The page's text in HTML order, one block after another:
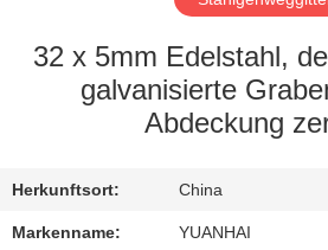
FABRIK-
AUSFLUG
32 x 5mm Edelstahl,
galvanisierte
Abdeckung
Herkunftsort: China
Markenname: YUANHAI